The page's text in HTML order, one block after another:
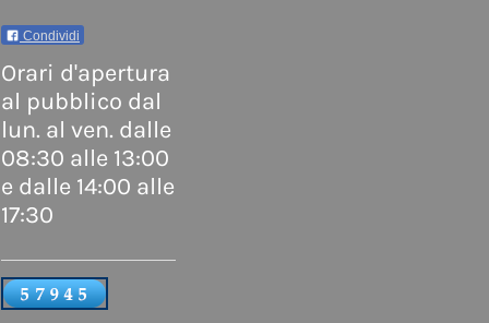
Condividi
Orari d'apertura
al pubblico dal
lun. al ven. dalle
08:30 alle 13:00
e dalle 14:00 alle
17:30